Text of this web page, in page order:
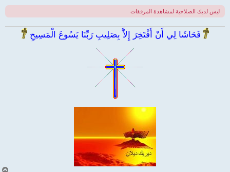
ليس لديك الصلاحية لمشاهدة المرفقات
فَحَاشَا لِي أَنْ أَفْتَخِرَ إِلاَّ بِصَلِيبِ رَبِّنَا يَسُوعَ الْمَسِيحِ